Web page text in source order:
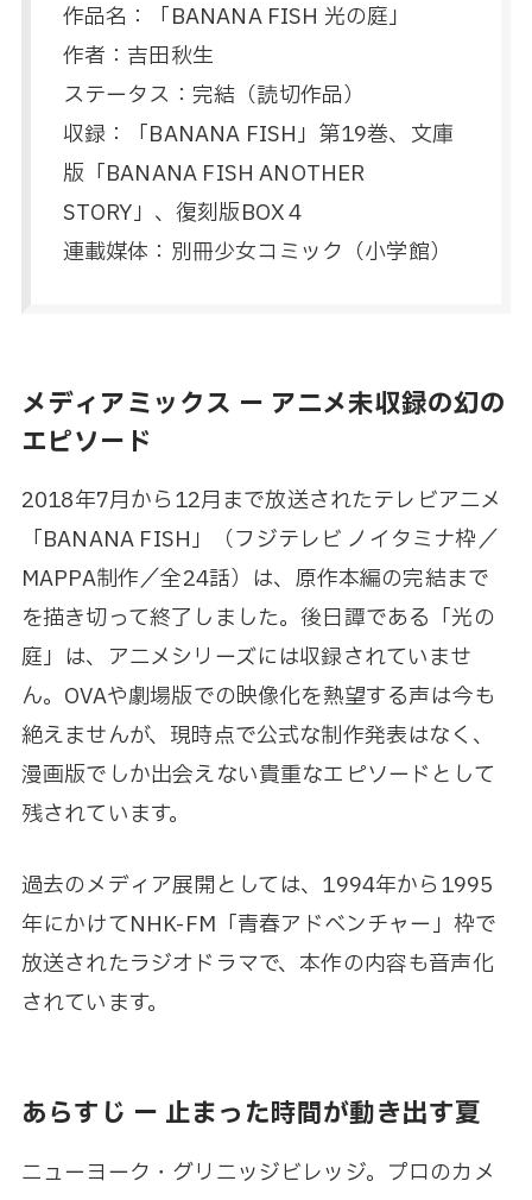
作品名：「BANANA FISH 光の庭」
作者：吉田秋生
ステータス：完結（読切作品）
収録：「BANANA FISH」第19巻、文庫
版「BANANA FISH ANOTHER
STORY」、復刻版BOX 4
連載媒体：別冊少女コミック（小学館）
メディアミックス ー アニメ未収録の幻の
エピソード
2018年7月から12月まで放送されたテレビアニメ
「BANANA FISH」（フジテレビ ノイタミナ枠／
MAPPA制作／全24話）は、原作本編の完結まで
を描き切って終了しました。後日譚である「光の
庭」は、アニメシリーズには収録されていませ
ん。OVAや劇場版での映像化を熱望する声は今も
絶えませんが、現時点で公式な制作発表はなく、
漫画版でしか出会えない貴重なエピソードとして
残されています。
過去のメディア展開としては、1994年から1995
年にかけてNHK-FM「青春アドベンチャー」枠で
放送されたラジオドラマで、本作の内容も音声化
されています。
あらすじ ー 止まった時間が動き出す夏
ニューヨーク・グリニッジビレッジ。プロのカメ